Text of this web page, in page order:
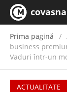
Prima pagină
business
Vaduri într-un
ACTUALITATE